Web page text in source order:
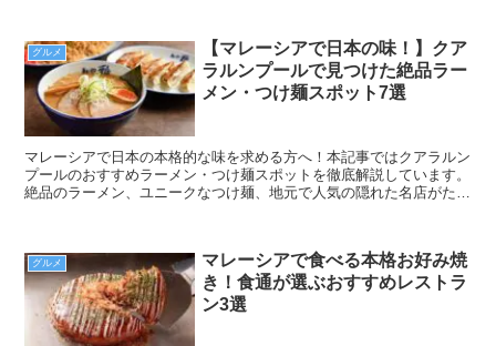
グルメ
【マレーシアで日本の味！】クア
ラルンプールで見つけた絶品ラー
メン・つけ麺スポット7選
マレーシアで日本の本格的な味を求める方へ！本記事ではクアラルン
プールのおすすめラーメン・つけ麺スポットを徹底解説しています。
絶品のラーメン、ユニークなつけ麺、地元で人気の隠れた名店がたく
グルメ
マレーシアで食べる本格お好み焼
き！食通が選ぶおすすめレストラ
ン3選